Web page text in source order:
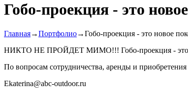
Гобо-проекция - это
Главная→Портфолио→Гобо-проекция - это новое
НИКТО НЕ ПРОЙДЕТ МИМО!!! Гобо-проекция - это
По вопросам сотрудничества, аренды и приобретения
Ekaterina@abc-outdoor.ru